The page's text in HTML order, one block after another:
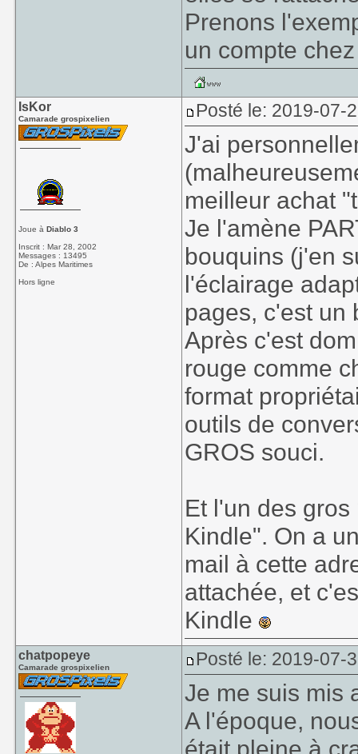
Prenons
un compte
IsKor
Camarade grospixelien
Joue àDiablo 3
Inscrit : Mar 28, 2002
Messages : 13495
De : Alpes Maritimes
Hors ligne
Posté le: 2019-07-
J'ai
meilleur achat
Je l'amène
bouquins (j'en
l'éclairage
pages, c'est un
Après c'est
rouge comme
format
outils de
GROS souci.
Et l'un des
Kindle". On a
mail à cette
attachée, et
Kindle
chatpopeye
Camarade grospixelien Posté le: 2019-07-
Je me suis mis
A l'époque,
était pleine à